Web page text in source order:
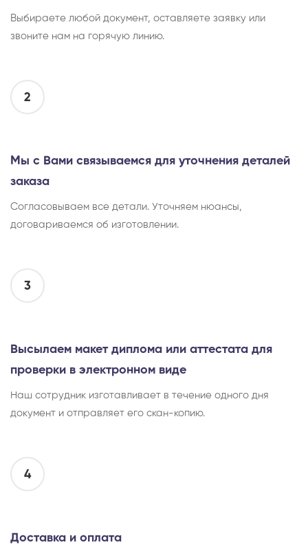
Выбираете любой документ, оставляете заявку или
звоните нам на горячую линию.
2
Мы с Вами связываемся для уточнения деталей
заказа
Согласовываем все детали. Уточняем нюансы,
договариваемся об изготовлении.
3
Высылаем макет диплома или аттестата для
проверки в электронном виде
Наш сотрудник изготавливает в течение одного дня
документ и отправляет его скан-копию.
4
Доставка и оплата